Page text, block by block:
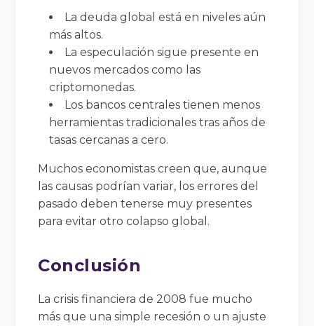
La deuda global está en niveles aún
más altos.
La especulación sigue presente en
nuevos mercados como las
criptomonedas.
Los bancos centrales tienen menos
herramientas tradicionales tras años de
tasas cercanas a cero.
Muchos economistas creen que, aunque
las causas podrían variar, los errores del
pasado deben tenerse muy presentes
para evitar otro colapso global.
Conclusión
La crisis financiera de 2008 fue mucho
más que una simple recesión o un ajuste